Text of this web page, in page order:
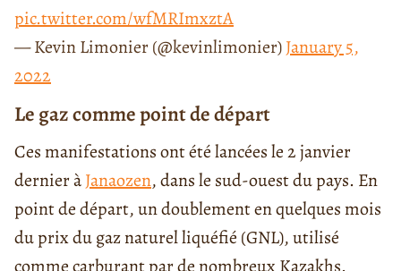
pic.twitter.com/wfMRImxztA
— Kevin Limonier (@kevinlimonier)January 5,
2022
Le gaz comme point de départ
Ces manifestations ont été lancées le 2 janvier
dernier àJanaozen, dans le sud-ouest du pays. En
point de départ, un doublement en quelques mois
du prix du gaz naturel liquéfié (GNL), utilisé